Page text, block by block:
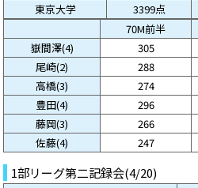
東京大学 3399点
70M前半
嶽間澤(4)
305
尾崎(2)
288
高橋(3)
274
豊田(4)
296
藤岡(3)
266
佐藤(4)
247
1部リーグ第二記録会(4/20)